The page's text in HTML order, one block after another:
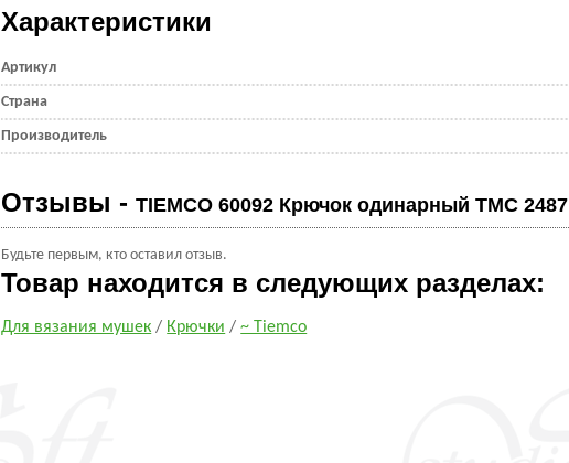
Характеристики
Артикул
Страна
Производитель
Отзывы -TIEMCO 60092 Крючок одинарный TMC 2487
Будьте первым, кто оставил отзыв.
Товар находится в следующих разделах:
Для вязания мушек / Крючки /~ Tiemco